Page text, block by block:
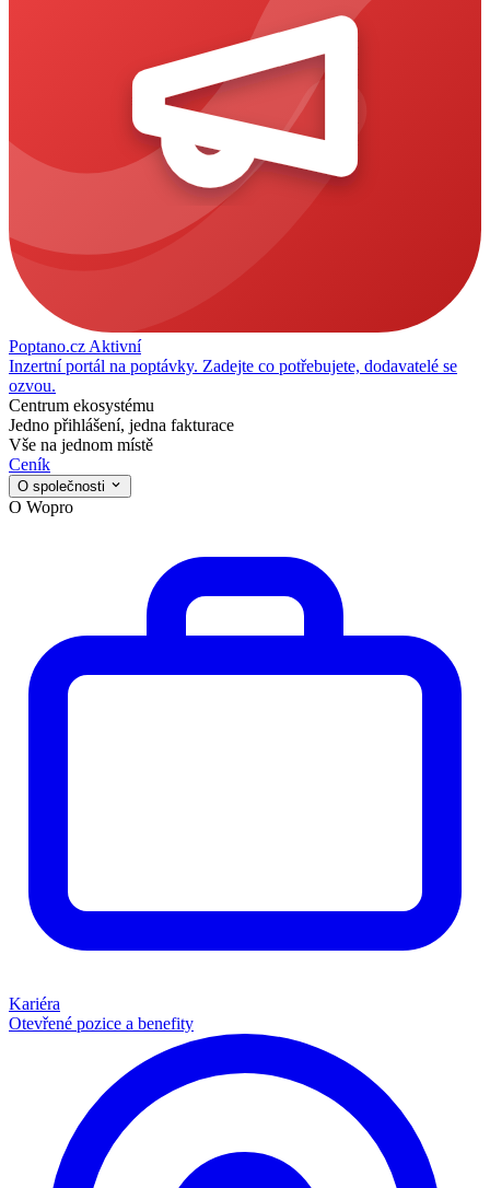
Poptano.cz Aktivní
Inzertní portál na poptávky. Zadejte co potřebujete, dodavatelé se
ozvou.
Centrum ekosystému
Jedno přihlášení, jedna fakturace
Vše na jednom místě
Ceník
O společnosti
O Wopro
Kariéra
Otevřené pozice a benefity